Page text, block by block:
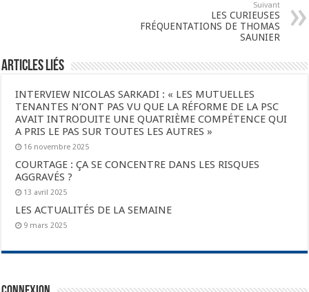
Suivant
LES CURIEUSES
FRÉQUENTATIONS DE THOMAS
SAUNIER
Articles liés
INTERVIEW NICOLAS SARKADI : « LES MUTUELLES
TENANTES N’ONT PAS VU QUE LA RÉFORME DE LA PSC
AVAIT INTRODUITE UNE QUATRIÈME COMPÉTENCE QUI
A PRIS LE PAS SUR TOUTES LES AUTRES »
16 novembre 2025
COURTAGE : ÇA SE CONCENTRE DANS LES RISQUES
AGGRAVÉS ?
13 avril 2025
LES ACTUALITÉS DE LA SEMAINE
9 mars 2025